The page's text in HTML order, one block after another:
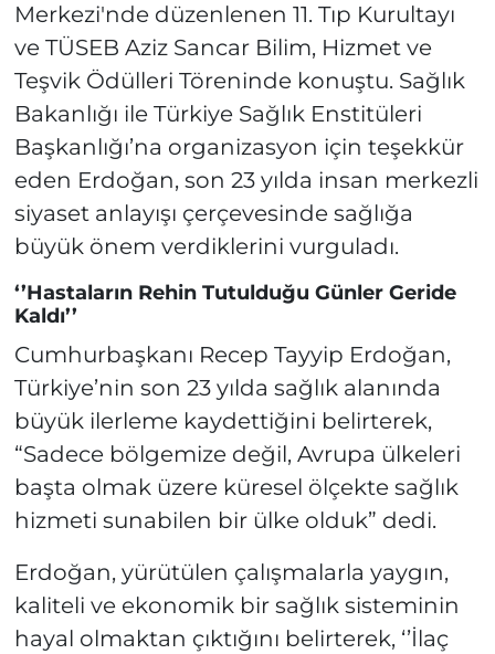
Merkezi'nde düzenlenen 11. Tıp Kurultayı
ve TÜSEB Aziz Sancar Bilim, Hizmet ve
Teşvik Ödülleri Töreninde konuştu. Sağlık
Bakanlığı ile Türkiye Sağlık Enstitüleri
Başkanlığı’na organizasyon için teşekkür
eden Erdoğan, son 23 yılda insan merkezli
siyaset anlayışı çerçevesinde sağlığa
büyük önem verdiklerini vurguladı.
‘’Hastaların Rehin Tutulduğu Günler Geride
Kaldı’’
Cumhurbaşkanı Recep Tayyip Erdoğan,
Türkiye’nin son 23 yılda sağlık alanında
büyük ilerleme kaydettiğini belirterek,
“Sadece bölgemize değil, Avrupa ülkeleri
başta olmak üzere küresel ölçekte sağlık
hizmeti sunabilen bir ülke olduk” dedi.
Erdoğan, yürütülen çalışmalarla yaygın,
kaliteli ve ekonomik bir sağlık sisteminin
hayal olmaktan çıktığını belirterek, ‘’İlaç